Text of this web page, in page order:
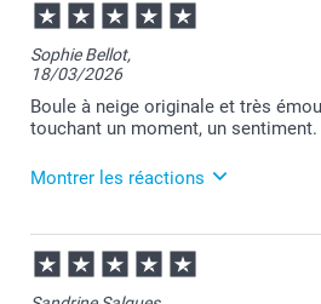
11:25
Merci pour votre commande
positif.
Nous restons à votre écoute
belle journée.
Cordialement,
Florence@smartphoto
Sophie Bellot,
18/03/2026
Boule à neige originale et très
touchant un moment, un sentiment.
Montrer les réactions
19/03/2026
07:43
Bonjour Sophie,